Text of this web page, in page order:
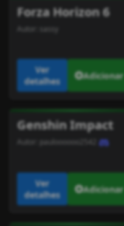
Forza Horizon 6
Autor: sassy
Ver
detalhes
Adicionar
Genshin Impact
Autor: pauloooooo2542
Ver
detalhes
Adicionar